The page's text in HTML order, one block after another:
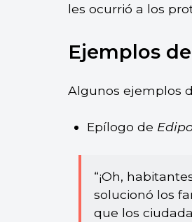
les ocurrió a los
Ejemplos
Algunos ejemplos
Epílogo de
“¡Oh,
solucionó los
que los